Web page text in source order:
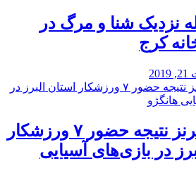
نزدیک شنا و مرگ در
کرج
۲ مدال برنز نتیجه حضور ۷ ورزشکار
در بازی‌های آسیایی